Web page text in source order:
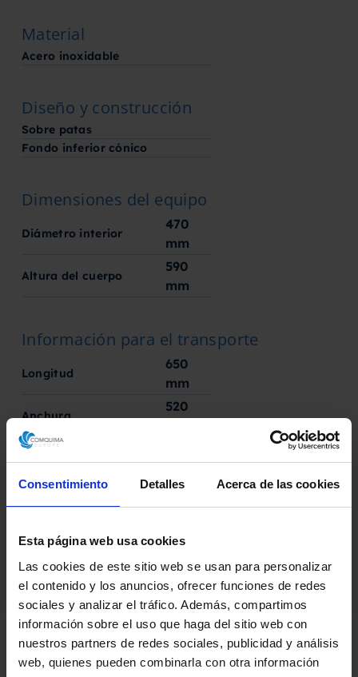
Consentimiento Detalles Acerca de las cookies
Esta página web usa cookies
Las cookies de este sitio web se usan para personalizar
el contenido y los anuncios, ofrecer funciones de redes
sociales y analizar el tráfico. Además, compartimos
información sobre el uso que haga del sitio web con
nuestros partners de redes sociales, publicidad y análisis
web, quienes pueden combinarla con otra información
Material
Acero inoxidable
Diseño y construcción
Sobre patas
Fondo inferior cónico
Dimensiones del equipo
Diámetro interior
470
mm
Altura del cuerpo
590
mm
Información para el transporte
Longitud
650
mm
Anchura
520
mm